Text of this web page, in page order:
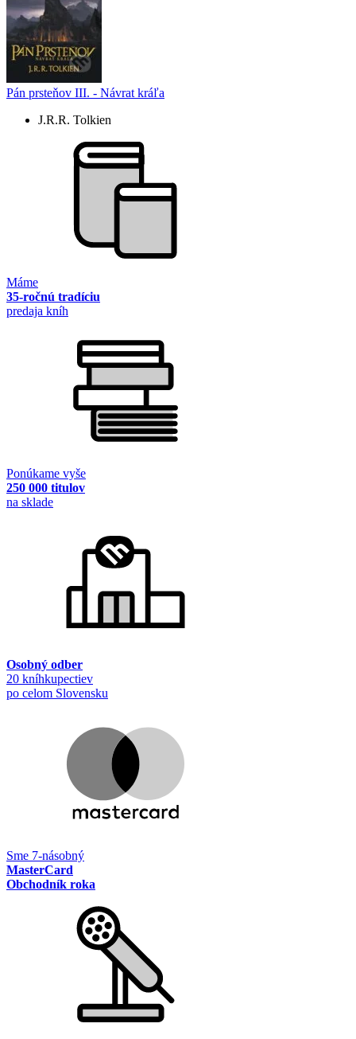
Pán prsteňov III. - Návrat kráľa
J.R.R. Tolkien
Máme
35-ročnú tradíciu
predaja kníh
Ponúkame vyše
250 000 titulov
na sklade
Osobný odber
20 kníhkupectiev
po celom Slovensku
Sme 7-násobný
MasterCard
Obchodník roka